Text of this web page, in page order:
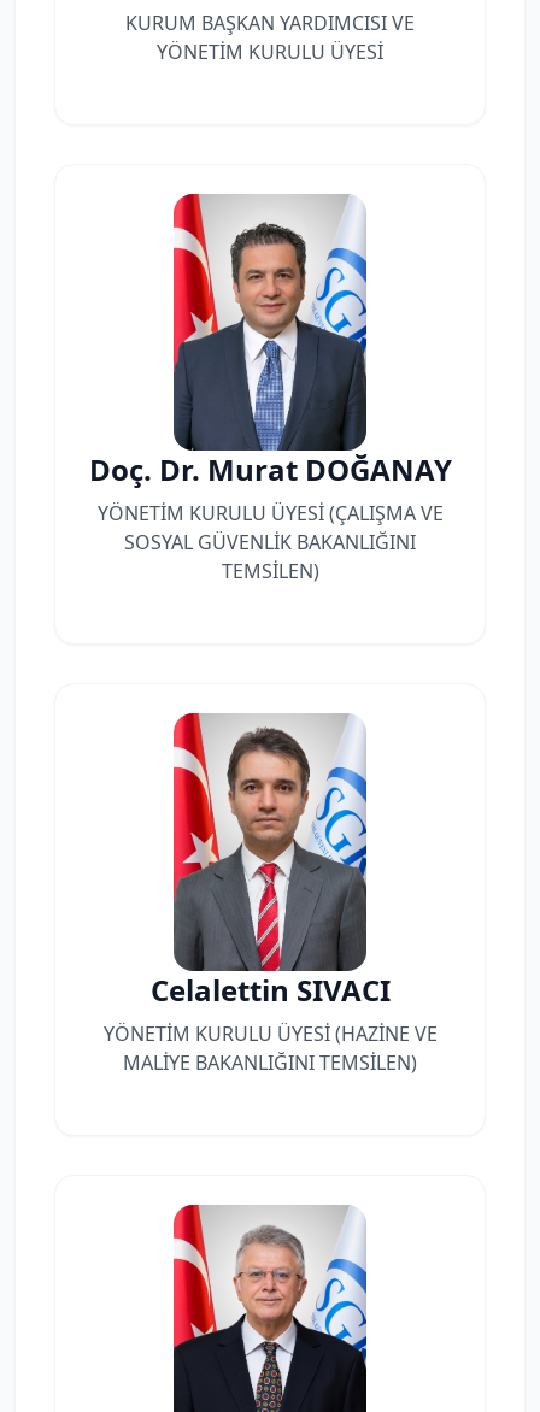
KURUM BAŞKAN YARDIMCISI VE
YÖNETİM KURULU ÜYESİ
Doç. Dr. Murat DOĞANAY
YÖNETİM KURULU ÜYESİ (ÇALIŞMA VE
SOSYAL GÜVENLİK BAKANLIĞINI
TEMSİLEN)
Celalettin SIVACI
YÖNETİM KURULU ÜYESİ (HAZİNE VE
MALİYE BAKANLIĞINI TEMSİLEN)